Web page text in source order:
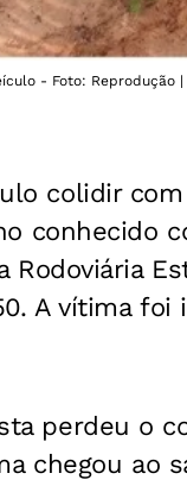
- Foto: Reprodução |
colidir
conhecido
A vítima foi
perdeu o
chegou ao